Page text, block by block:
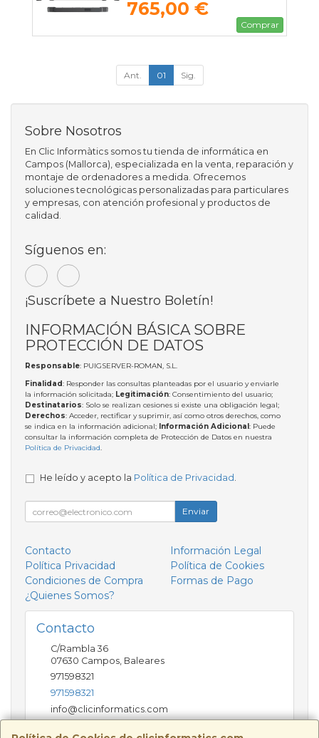
765,00 €
Comprar
Ant. 01 Sig.
Sobre Nosotros
En Clic Informàtics somos tu tienda de informática en
Campos (Mallorca), especializada en la venta, reparación y
montaje de ordenadores a medida. Ofrecemos
soluciones tecnológicas personalizadas para particulares
y empresas, con atención profesional y productos de
calidad.
Síguenos en:
¡Suscríbete a Nuestro Boletín!
INFORMACIÓN BÁSICA SOBRE
PROTECCIÓN DE DATOS
Responsable: PUIGSERVER-ROMAN, S.L.
Finalidad: Responder las consultas planteadas por el usuario y enviarle
la información solicitada; Legitimación: Consentimiento del usuario;
Destinatarios: Solo se realizan cesiones si existe una obligación legal;
Derechos: Acceder, rectificar y suprimir, así como otros derechos, como
se indica en la información adicional; Información Adicional : Puede
consultar la información completa de Protección de Datos en nuestra
Política de Privacidad.
He leído y acepto la Política de Privacidad .
Enviar
Contacto
Información Legal
Política Privacidad
Política de Cookies
Condiciones de Compra
Formas de Pago
¿Quienes Somos?
Contacto
C/Rambla 36
07630 Campos, Baleares
971598321
971598321
info@clicinformatics.com